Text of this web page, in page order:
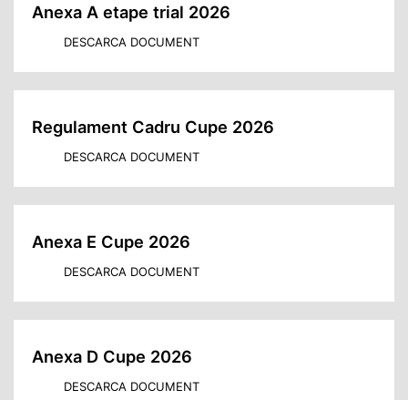
Anexa A etape trial 2026
DESCARCA DOCUMENT
Regulament Cadru Cupe 2026
DESCARCA DOCUMENT
Anexa E Cupe 2026
DESCARCA DOCUMENT
Anexa D Cupe 2026
DESCARCA DOCUMENT